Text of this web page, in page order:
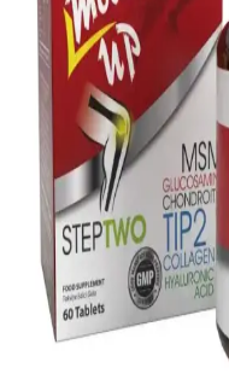
Akne ve Sivilce İçin
Süreli Cilt Bakım
Gece losyonları, akne ve
tedavi edici içeriklerle cilt
ürün seçimiyle etkili
Kaz Ayaklarının
Çözüm Yöntemleri
Kaz ayakları, yaşlanma ve
kırışıklıklarıdır. Düzenli
uygulamalarla
Güneş Sonrası Cilt
ve Uygulama